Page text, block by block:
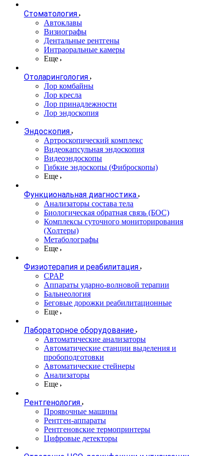
Стоматология
Автоклавы
Визиографы
Дентальные рентгены
Интраоральные камеры
Еще
Отоларингология
Лор комбайны
Лор кресла
Лор принадлежности
Лор эндоскопия
Эндоскопия
Артроскопический комплекс
Видеокапсульная эндоскопия
Видеоэндоскопы
Гибкие эндоскопы (Фиброcкопы)
Еще
Функциональная диагностика
Анализаторы состава тела
Биологическая обратная связь (БОС)
Комплексы суточного мониторирования
(Холтеры)
Метаболографы
Еще
Физиотерапия и реабилитация
CPAP
Аппараты ударно-волновой терапии
Бальнеология
Беговые дорожки реабилитационные
Еще
Лабораторное оборудование
Автоматические анализаторы
Автоматические станции выделения и
пробоподготовки
Автоматические стейнеры
Анализаторы
Еще
Рентгенология
Проявочные машины
Рентген-аппараты
Рентгеновские термопринтеры
Цифровые детекторы